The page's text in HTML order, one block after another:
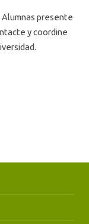
presente
y coordine